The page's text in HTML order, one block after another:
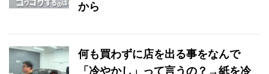
から
何も買わずに店を出る事をなんで
「冷やかし」って言うの？→紙を冷